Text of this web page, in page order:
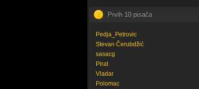
Prvih 10 pisača
Pedja_Petrovic
Stevan Čerubdžić
sasacg
Pirat
Vladar
Polomac